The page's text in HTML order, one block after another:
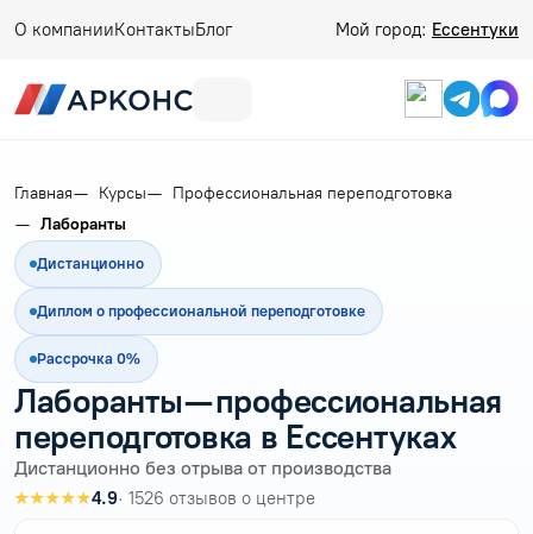
О компанииКонтактыБлог Мой город: Ессентуки
Главная Курсы
Профессиональная переподготовка
Лаборанты
Дистанционно
Диплом о профессиональной переподготовке
Рассрочка 0%
Лаборанты — профессиональная
переподготовка в Ессентуках
Дистанционно без отрыва от производства
★★★★★4.9· 1526 отзывов о центре